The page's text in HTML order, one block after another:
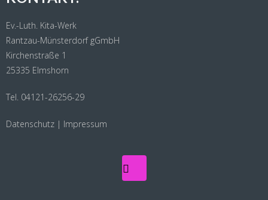
Ev.-Luth. Kita-Werk
Rantzau-Münsterdorf gGmbH
Kirchenstraße 1
25335 Elmshorn
Tel. 04121-26256-29
Datenschutz | Impressum